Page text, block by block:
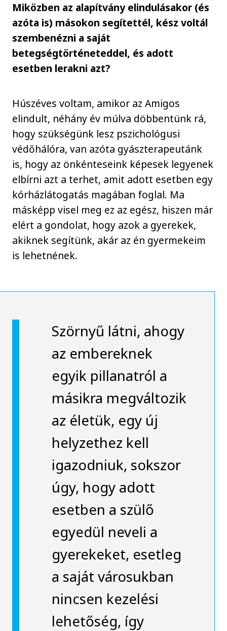
Miközben az alapítvány elindulásakor (és
azóta is) másokon segítettél, kész voltál
szembenézni a saját
betegségtörténeteddel, és adott
esetben lerakni azt?
Húszéves voltam, amikor az Amigos
elindult, néhány év múlva döbbentünk rá,
hogy szükségünk lesz pszichológusi
védőhálóra, van azóta gyászterapeutánk
is, hogy az önkénteseink képesek legyenek
elbírni azt a terhet, amit adott esetben egy
kórházlátogatás magában foglal. Ma
másképp visel meg ez az egész, hiszen már
elért a gondolat, hogy azok a gyerekek,
akiknek segítünk, akár az én gyermekeim
is lehetnének.
Szörnyű látni, ahogy
az embereknek
egyik pillanatról a
másikra megváltozik
az életük, egy új
helyzethez kell
igazodniuk, sokszor
úgy, hogy adott
esetben a szülő
egyedül neveli a
gyerekeket, esetleg
a saját városukban
nincsen kezelési
lehetőség, így